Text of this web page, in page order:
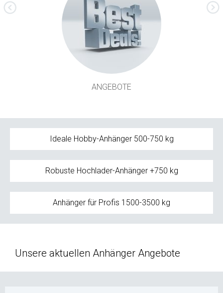
ANGEBOTE
Next
Ideale Hobby-Anhänger 500-750 kg
Robuste Hochlader-Anhänger +750 kg
Anhänger für Profis 1500-3500 kg
Unsere aktuellen Anhänger Angebote